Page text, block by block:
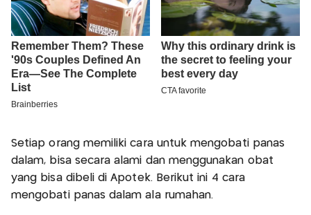
Setiap orang memiliki cara untuk mengobati panas
dalam, bisa secara alami dan menggunakan obat
yang bisa dibeli di Apotek. Berikut ini 4 cara
mengobati panas dalam ala rumahan.